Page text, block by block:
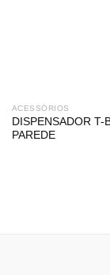
ACESSÓRIOS
DISPENSADOR T-
PAREDE